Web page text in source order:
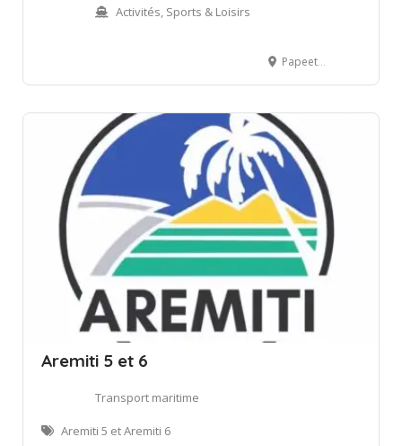
Activités, Sports & Loisirs
Papeete 98714, Polynésie française
Aremiti 5 et 6
Transport maritime
Aremiti 5 et Aremiti 6